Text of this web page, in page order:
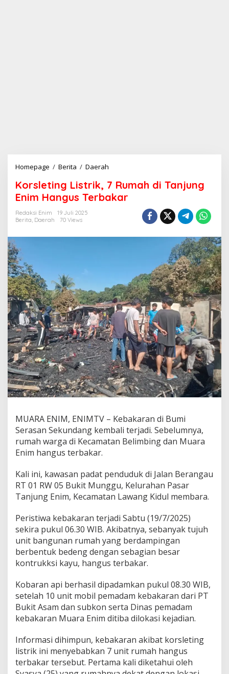
Homepage / Berita / Daerah
r
s
l
t
r
i
k
,
7
R
u
m
a
h
d
i
j
u
E
n
i
m
a
n
g
u
s
T
r
b
a
k
a
Korsleting Listrik, 7 Rumah di Tanjung
Enim Hangus Terbakar
Redaksi Enim
19 Juli 2025
Berita, Daerah 70 Views
MUARA ENIM, ENIMTV – Kebakaran di Bumi
Serasan Sekundang kembali terjadi. Sebelumnya,
rumah warga di Kecamatan Belimbing dan Muara
Enim hangus terbakar.
Kali ini, kawasan padat penduduk di Jalan Berangau
RT 01 RW 05 Bukit Munggu, Kelurahan Pasar
Tanjung Enim, Kecamatan Lawang Kidul membara.
Peristiwa kebakaran terjadi Sabtu (19/7/2025)
sekira pukul 06.30 WIB. Akibatnya, sebanyak tujuh
unit bangunan rumah yang berdampingan
berbentuk bedeng dengan sebagian besar
kontrukksi kayu, hangus terbakar.
Kobaran api berhasil dipadamkan pukul 08.30 WIB,
setelah 10 unit mobil pemadam kebakaran dari PT
Bukit Asam dan subkon serta Dinas pemadam
kebakaran Muara Enim ditiba dilokasi kejadian.
Informasi dihimpun, kebakaran akibat korsleting
listrik ini menyebabkan 7 unit rumah hangus
terbakar tersebut. Pertama kali diketahui oleh